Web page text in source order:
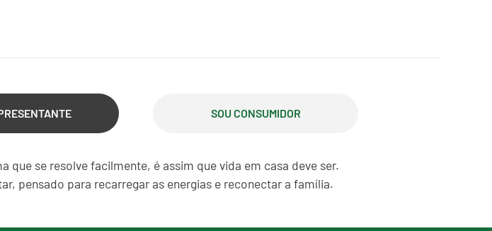
SOU CONSUMIDOR
se resolve facilmente, é assim que vida em casa deve ser.
pensado para recarregar as energias e reconectar a família.